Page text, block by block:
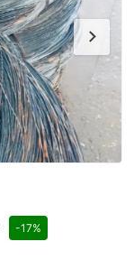
-17%